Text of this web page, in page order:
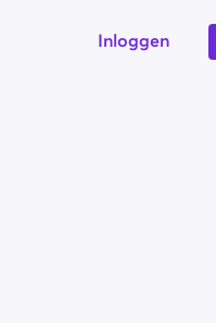
Inloggen